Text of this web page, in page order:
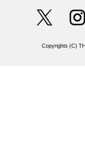
Copyrights (C)